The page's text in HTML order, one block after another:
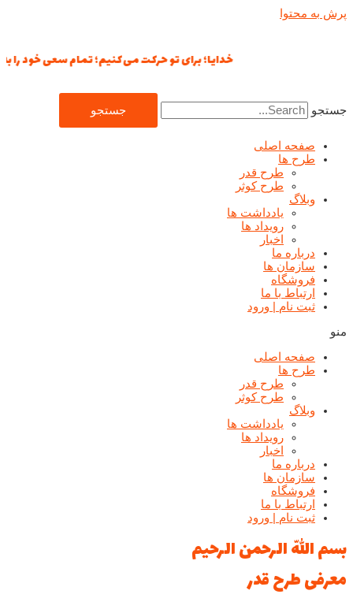
پرش به محتوا
خدایا؛ برای تو حرکت می‌کنیم؛ تمام سعی خود را به
جستجو جستجو
صفحه اصلی
طرح ها
طرح قدر
طرح کوثر
وبلاگ
یادداشت ها
رويداد ها
اخبار
درباره ما
سازمان ها
فروشگاه
ارتباط با ما
ثبت نام | ورود
منو
صفحه اصلی
طرح ها
طرح قدر
طرح کوثر
وبلاگ
یادداشت ها
رويداد ها
اخبار
درباره ما
سازمان ها
فروشگاه
ارتباط با ما
ثبت نام | ورود
بسم اللّه الرحمن الرحیم
معرفی طرح قدر